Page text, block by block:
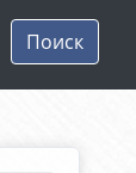
Поиск